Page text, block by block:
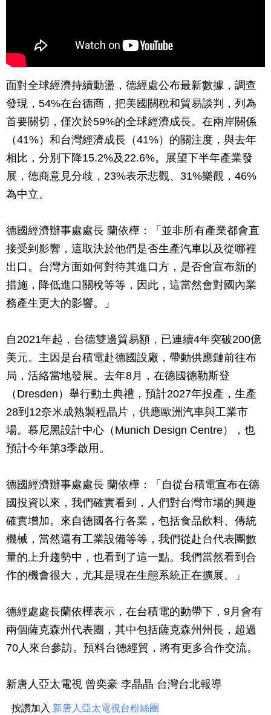
面對全球經濟持續動盪，德經處公布最新數據，調查
發現，54%在台德商，把美國關稅和貿易談判，列為
首要關切，僅次於59%的全球經濟成長。在兩岸關係
（41%）和台灣經濟成長（41%）的關注度，與去年
相比，分別下降15.2%及22.6%。展望下半年產業發
展，德商意見分歧，23%表示悲觀、31%樂觀，46%
為中立。
德國經濟辦事處處長 蘭依樺：「並非所有產業都會直
接受到影響，這取決於他們是否生產汽車以及從哪裡
出口。台灣方面如何對待其進口方，是否會宣布新的
措施，降低進口關稅等等，因此，這當然會對國內業
務產生更大的影響。」
自2021年起，台德雙邊貿易額，已連續4年突破200億
美元。主因是台積電赴德國設廠，帶動供應鏈前往布
局，活絡當地發展。去年8月，在德國德勒斯登
（Dresden）舉行動土典禮，預計2027年投產，生產
28到12奈米成熟製程晶片，供應歐洲汽車與工業市
場。慕尼黑設計中心（Munich Design Centre），也
預計今年第3季啟用。
德國經濟辦事處處長 蘭依樺：「自從台積電宣布在德
國投資以來，我們確實看到，人們對台灣市場的興趣
確實增加。來自德國各行各業，包括食品飲料、傳統
機械，當然還有工業設備等等，我們從赴台代表團數
量的上升趨勢中，也看到了這一點。我們當然看到合
作的機會很大，尤其是現在生態系統正在擴展。」
德經處處長蘭依樺表示，在台積電的動帶下，9月會有
兩個薩克森州代表團，其中包括薩克森州州長，超過
70人來台參訪。預料台德經貿，將有更多合作交流。
新唐人亞太電視 曾奕豪 李晶晶 台灣台北報導
按讚加入 新唐人亞太電視台粉絲團